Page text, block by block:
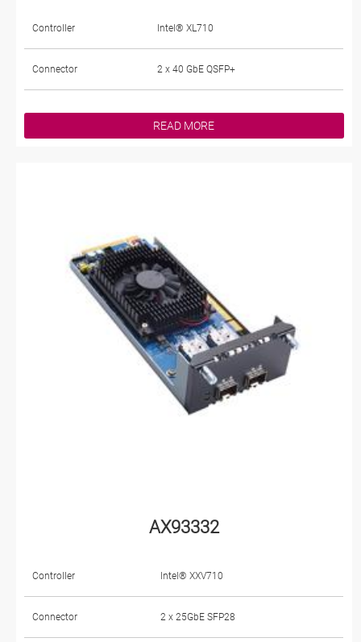
Controller Intel® XL710
Connector 2 x 40 GbE QSFP+
READ MORE
AX93332
Controller Intel® XXV710
Connector 2 x 25GbE SFP28